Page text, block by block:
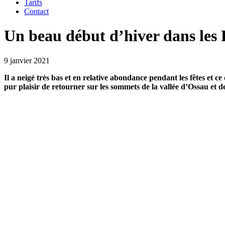
Tarifs
Contact
Un beau début d’hiver dans les
9 janvier 2021
Il a neigé très bas et en relative abondance pendant les fêtes et
pur plaisir de retourner sur les sommets de la vallée d’Ossau et